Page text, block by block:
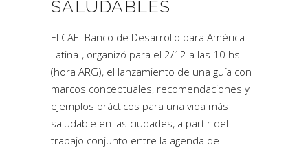
SALUDABLES
El CAF -Banco de Desarrollo para América
Latina-, organizó para el 2/12 a las 10 hs
(hora ARG), el lanzamiento de una guía con
marcos conceptuales, recomendaciones y
ejemplos prácticos para una vida más
saludable en las ciudades, a partir del
trabajo conjunto entre la agenda de